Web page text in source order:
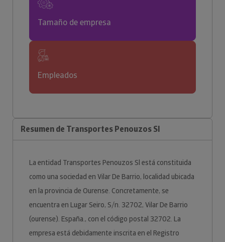
Tamaño de empresa
Empleados
Resumen de Transportes Penouzos Sl
La entidad Transportes Penouzos Sl está constituida
como una sociedad en Vilar De Barrio, localidad ubicada
en la provincia de Ourense. Concretamente, se
encuentra en Lugar Seiro, S/n. 32702, Vilar De Barrio
(ourense). España., con el código postal 32702. La
empresa está debidamente inscrita en el Registro